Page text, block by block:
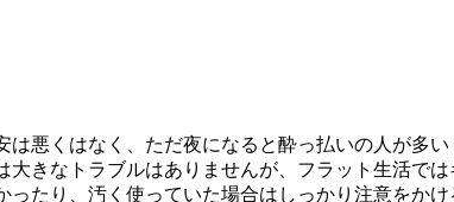
悪くはなく、ただ夜になると酔っ払いの人が多
きなトラブルはありませんが、フラット生活では
たり、汚く使っていた場合はしっかり注意をかけ